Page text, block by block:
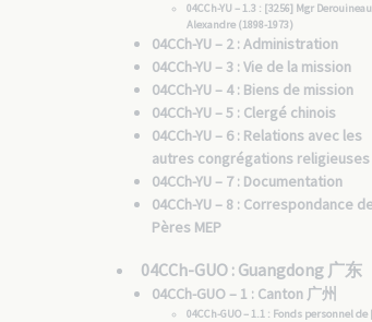
04CCh-YU – 1.3 : [3256] Mgr
Alexandre (1898-1973)
04CCh-YU – 2 : Administration
04CCh-YU – 3 : Vie de la mission
04CCh-YU – 4 : Biens de mission
04CCh-YU – 5 : Clergé chinois
04CCh-YU – 6 : Relations avec les
autres congrégations religieuses
04CCh-YU – 7 : Documentation
04CCh-YU – 8 : Correspondance
Pères MEP
04CCh-GUO : Guangdong 广东
04CCh-GUO – 1 : Canton 广州
04CCh-GUO – 1.1 : Fonds personnel de